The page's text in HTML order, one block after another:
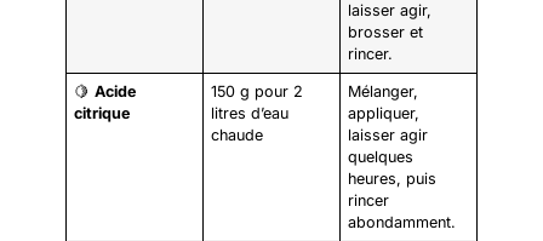
laisser agir,
brosser et
rincer.
🍋Acide
citrique
150 g pour 2
litres d’eau
chaude
Mélanger,
appliquer,
laisser agir
quelques
heures, puis
rincer
abondamment.